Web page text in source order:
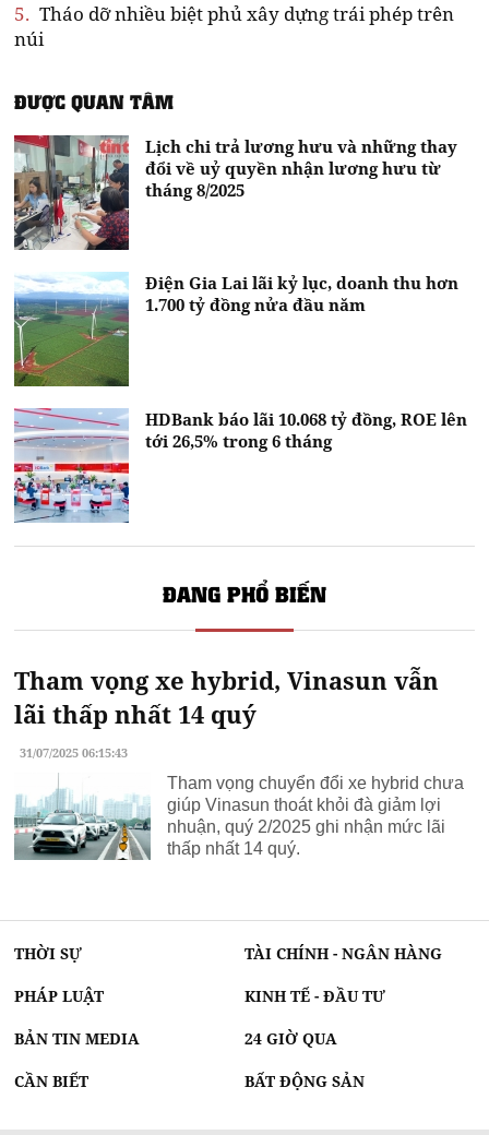
5. Tháo dỡ nhiều biệt phủ xây dựng trái phép trên
núi
ĐƯỢC QUAN TÂM
Lịch chi trả lương hưu và những thay
đổi về uỷ quyền nhận lương hưu từ
tháng 8/2025
Điện Gia Lai lãi kỷ lục, doanh thu hơn
1.700 tỷ đồng nửa đầu năm
HDBank báo lãi 10.068 tỷ đồng, ROE lên
tới 26,5% trong 6 tháng
ĐANG PHỔ BIẾN
Tham vọng xe hybrid, Vinasun vẫn
lãi thấp nhất 14 quý
31/07/2025 06:15:43
Tham vọng chuyển đổi xe hybrid chưa
giúp Vinasun thoát khỏi đà giảm lợi
nhuận, quý 2/2025 ghi nhận mức lãi
thấp nhất 14 quý.
THỜI SỰ TÀI CHÍNH - NGÂN HÀNG
PHÁP LUẬT KINH TẾ - ĐẦU TƯ
BẢN TIN MEDIA 24 GIỜ QUA
CẦN BIẾT BẤT ĐỘNG SẢN